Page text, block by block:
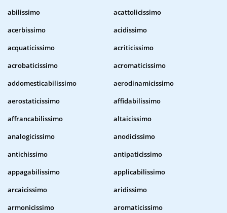
abilissimo
acattolicissimo
acerbissimo
acidissimo
acquaticissimo
acriticissimo
acrobaticissimo
acromaticissimo
addomesticabilissimo
aerodinamicissimo
aerostaticissimo
affidabilissimo
affrancabilissimo
altaicissimo
analogicissimo
anodicissimo
antichissimo
antipaticissimo
appagabilissimo
applicabilissimo
arcaicissimo
aridissimo
armonicissimo
aromaticissimo